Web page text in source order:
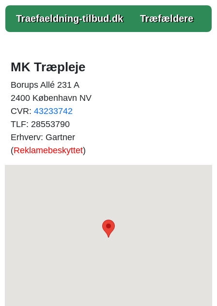
Traefaeldning-tilbud.dk Træfældere
MK Træpleje
Borups Allé 231 A
2400 København NV
CVR: 43233742
TLF: 28553790
Erhverv: Gartner
(Reklamebeskyttet)